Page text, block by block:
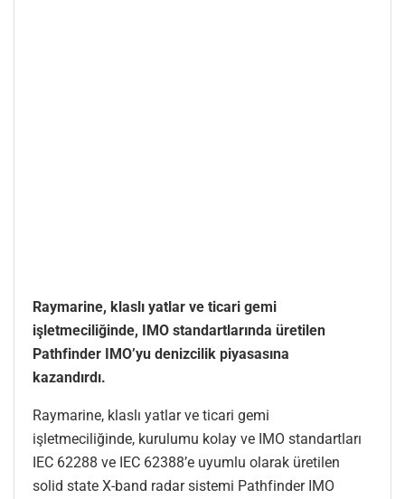
Raymarine, klaslı yatlar ve ticari gemi
işletmeciliğinde, IMO standartlarında üretilen
Pathfinder IMO’yu denizcilik piyasasına
kazandırdı.
Raymarine, klaslı yatlar ve ticari gemi
işletmeciliğinde, kurulumu kolay ve IMO standartları
IEC 62288 ve IEC 62388’e uyumlu olarak üretilen
solid state X-band radar sistemi Pathfinder IMO